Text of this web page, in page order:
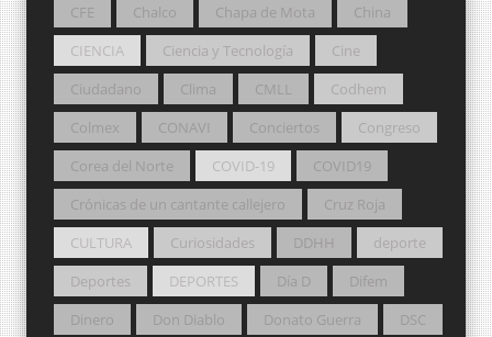
CFE
Chalco Chapa de Mota
China
CIENCIA
Ciencia y Tecnología
Cine
Ciudadano
Clima CMLL
Codhem
Colmex
CONAVI Conciertos
Congreso
Corea del Norte
COVID-19
COVID19
Crónicas de un cantante callejero
Cruz Roja
CULTURA
Curiosidades DDHH
deporte
Deportes
DEPORTES Día D
Difem
Dinero
Don Diablo Donato Guerra
DSC